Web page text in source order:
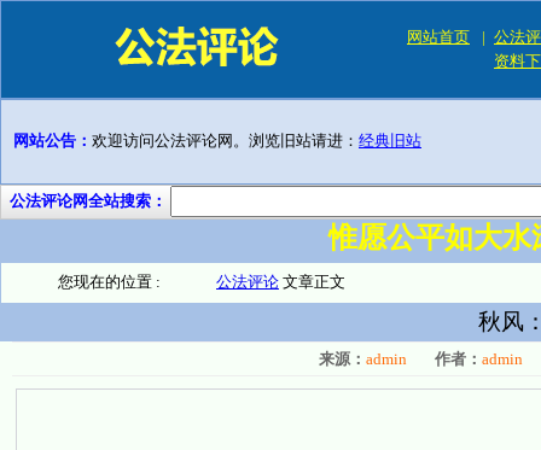
网站首页 | 公法
资料
网站公告： 欢迎访问公法评论网。浏览旧站请进： 经典旧站
公法评论网全站搜索：
惟愿公平如大
您现在的位置 : 公法评论 文章正文
秋风
来源： admin 作者： admin